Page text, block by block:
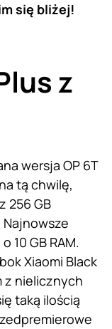
się bliżej!
z
wersja OP 6T
tą chwilę,
256 GB
10 GB RAM.
Xiaomi Black
z nielicznych
taką ilością